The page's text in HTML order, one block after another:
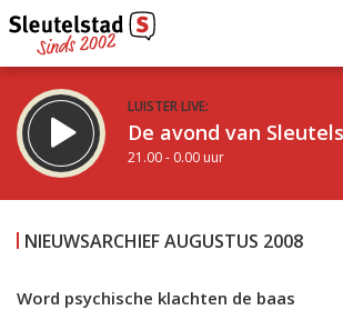
LUISTER LIVE:
De avond van
21.00 - 0.00 uur
De nacht van Sleutelstad
NIEUWSARCHIEF AUGUSTUS 2008
Word psychische klachten de baas